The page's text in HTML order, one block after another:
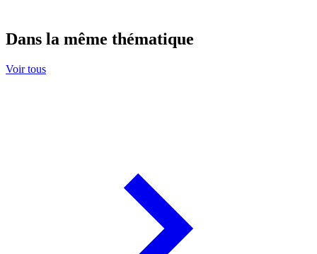
Dans la même thématique
Voir tous